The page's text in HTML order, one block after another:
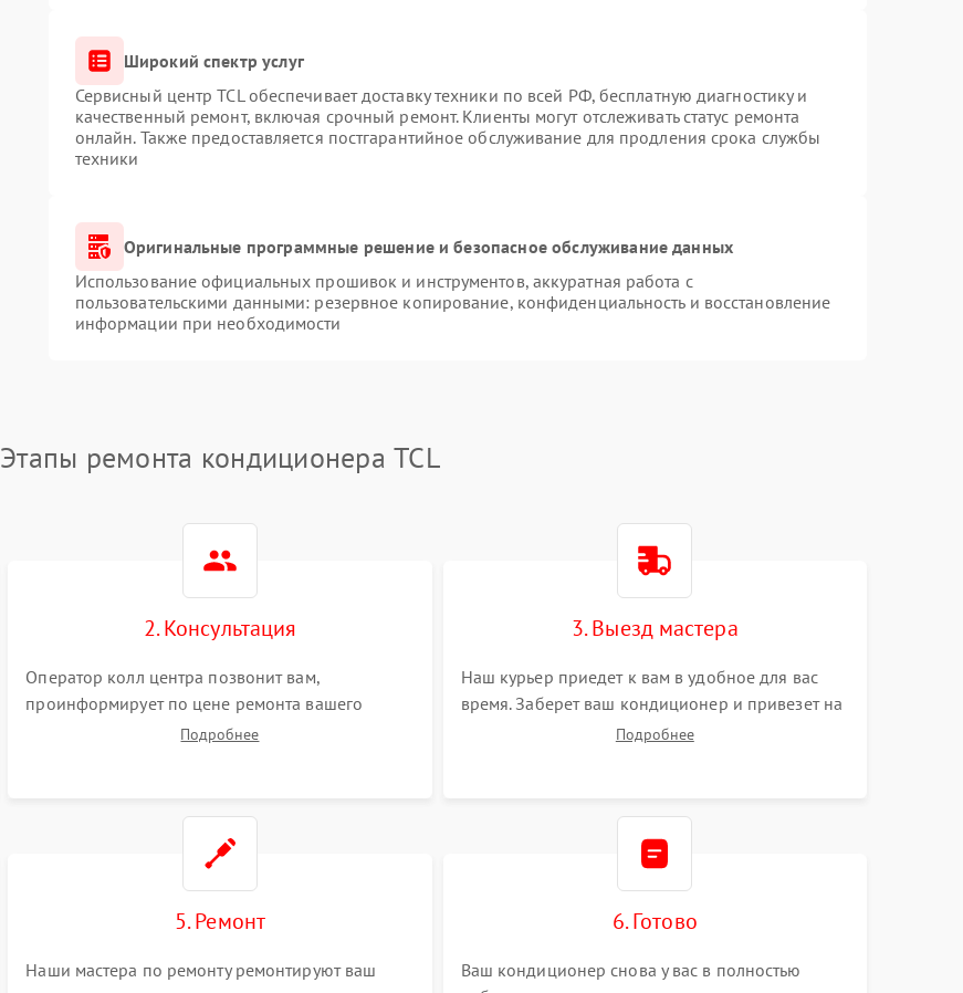
Широкий спектр услуг
Сервисный центр TCL обеспечивает доставку техники по всей РФ, бесплатную диагностику и
качественный ремонт, включая срочный ремонт. Клиенты могут отслеживать статус ремонта
онлайн. Также предоставляется постгарантийное обслуживание для продления срока службы
техники
Оригинальные программные решение и безопасное обслуживание данных
Использование официальных прошивок и инструментов, аккуратная работа с
пользовательскими данными: резервное копирование, конфиденциальность и восстановление
информации при необходимости
Этапы ремонта кондиционера TCL
2. Консультация
Оператор колл центра позвонит вам,
проинформирует по цене ремонта вашего
кондиционера а также ответит на все ваши
Подробнее
3. Выезд мастера
Наш курьер приедет к вам в удобное для вас
время. Заберет ваш кондиционер и привезет на
склад для диагностики.Подробнее
5. Ремонт
Наши мастера по ремонту ремонтируют ваш
6. Готово
Ваш кондиционер снова у вас в полностью